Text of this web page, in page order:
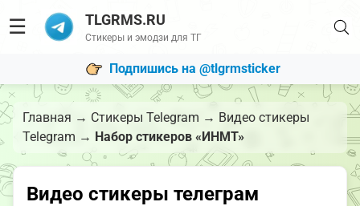
☰ TLGRMS.RU
Стикеры и эмодзи для ТГ
Подпишись на @tlgrmsticker
Главная → Стикеры Telegram → Видео стикеры
Telegram → Набор стикеров «ИНМТ»
Видео стикеры телеграм